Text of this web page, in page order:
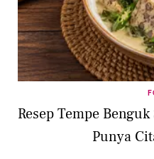
Resep Tempe
Punya